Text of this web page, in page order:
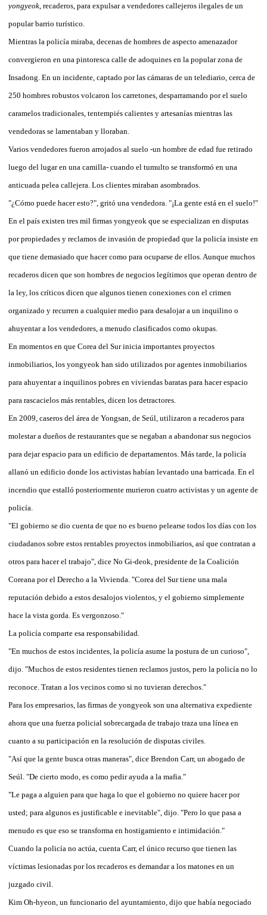
yongyeok , recaderos, para expulsar a vendedores callejeros ilegales de un
popular barrio turístico.
Mientras la policía miraba, decenas de hombres de aspecto amenazador
convergieron en una pintoresca calle de adoquines en la popular zona de
Insadong. En un incidente, captado por las cámaras de un telediario, cerca de
250 hombres robustos volcaron los carretones, desparramando por el suelo
caramelos tradicionales, tentempiés calientes y artesanías mientras las
vendedoras se lamentaban y lloraban.
Varios vendedores fueron arrojados al suelo -un hombre de edad fue retirado
luego del lugar en una camilla- cuando el tumulto se transformó en una
anticuada pelea callejera. Los clientes miraban asombrados.
"¿Cómo puede hacer esto?", gritó una vendedora. "¡La gente está en el suelo!"
En el país existen tres mil firmas yongyeok que se especializan en disputas
por propiedades y reclamos de invasión de propiedad que la policía insiste en
que tiene demasiado que hacer como para ocuparse de ellos. Aunque muchos
recaderos dicen que son hombres de negocios legítimos que operan dentro de
la ley, los críticos dicen que algunos tienen conexiones con el crimen
organizado y recurren a cualquier medio para desalojar a un inquilino o
ahuyentar a los vendedores, a menudo clasificados como okupas.
En momentos en que Corea del Sur inicia importantes proyectos
inmobiliarios, los yongyeok han sido utilizados por agentes inmobiliarios
para ahuyentar a inquilinos pobres en viviendas baratas para hacer espacio
para rascacielos más rentables, dicen los detractores.
En 2009, caseros del área de Yongsan, de Seúl, utilizaron a recaderos para
molestar a dueños de restaurantes que se negaban a abandonar sus negocios
para dejar espacio para un edificio de departamentos. Más tarde, la policía
allanó un edificio donde los activistas habían levantado una barricada. En el
incendio que estalló posteriormente murieron cuatro activistas y un agente de
policía.
"El gobierno se dio cuenta de que no es bueno pelearse todos los días con los
ciudadanos sobre estos rentables proyectos inmobiliarios, así que contratan a
otros para hacer el trabajo", dice No Gi-deok, presidente de la Coalición
Coreana por el Derecho a la Vivienda. "Corea del Sur tiene una mala
reputación debido a estos desalojos violentos, y el gobierno simplemente
hace la vista gorda. Es vergonzoso."
La policía comparte esa responsabilidad.
"En muchos de estos incidentes, la policía asume la postura de un curioso",
dijo. "Muchos de estos residentes tienen reclamos justos, pero la policía no lo
reconoce. Tratan a los vecinos como si no tuvieran derechos."
Para los empresarios, las firmas de yongyeok son una alternativa expediente
ahora que una fuerza policial sobrecargada de trabajo traza una línea en
cuanto a su participación en la resolución de disputas civiles.
"Así que la gente busca otras maneras", dice Brendon Carr, un abogado de
Seúl. "De cierto modo, es como pedir ayuda a la mafia."
"Le paga a alguien para que haga lo que el gobierno no quiere hacer por
usted; para algunos es justificable e inevitable", dijo. "Pero lo que pasa a
menudo es que eso se transforma en hostigamiento e intimidación."
Cuando la policía no actúa, cuenta Carr, el único recurso que tienen las
víctimas lesionadas por los recaderos es demandar a los matones en un
juzgado civil.
Kim Oh-hyeon, un funcionario del ayuntamiento, dijo que había negociado